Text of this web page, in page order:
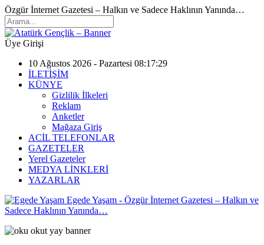
Özgür İnternet Gazetesi – Halkın ve Sadece Haklının Yanında…
Üye Girişi
10 Ağustos 2026 - Pazartesi 08:17:29
İLETİŞİM
KÜNYE
Gizlilik İlkeleri
Reklam
Anketler
Mağaza Giriş
ACİL TELEFONLAR
GAZETELER
Yerel Gazeteler
MEDYA LİNKLERİ
YAZARLAR
Egede Yaşam - Özgür İnternet Gazetesi – Halkın ve
Sadece Haklının Yanında…